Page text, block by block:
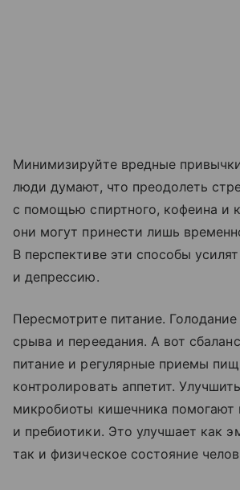
Минимизируйте вредные
люди думают, что преодолеть
с помощью спиртного, кофеина и
они могут принести лишь
В перспективе эти способы
и депрессию.
Пересмотрите питание.
срыва и переедания. А вот
питание и регулярные приемы
контролировать аппетит.
микробиоты кишечника помогают
и пребиотики. Это улучшает как
так и физическое состояние